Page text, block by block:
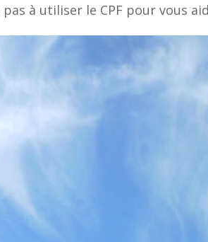
à utiliser le CPF pour vous